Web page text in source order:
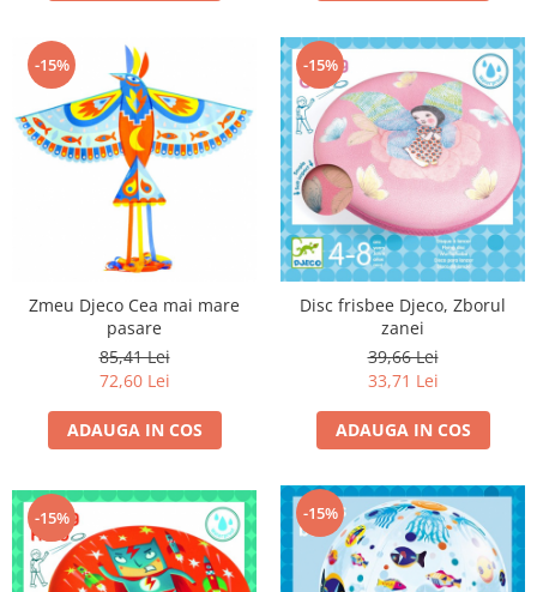
-15%
Zmeu Djeco Cea mai mare
pasare
85,41 Lei
72,60 Lei
ADAUGA IN COS
-15%
Disc frisbee Djeco, Zborul
zanei
39,66 Lei
33,71 Lei
ADAUGA IN COS
-15% -15%